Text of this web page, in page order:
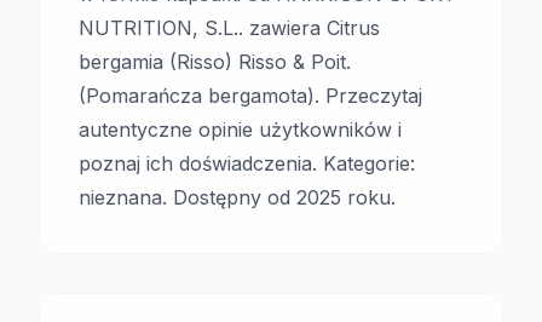
NUTRITION, S.L.. zawiera Citrus
bergamia (Risso) Risso & Poit.
(Pomarańcza bergamota). Przeczytaj
autentyczne opinie użytkowników i
poznaj ich doświadczenia. Kategorie:
nieznana. Dostępny od 2025 roku.